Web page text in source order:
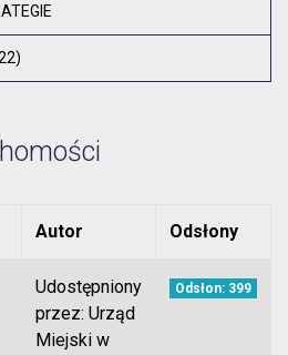
Autor Odsłony
Udostępniony
przez: Urząd
Miejski w
Odsłon: 399